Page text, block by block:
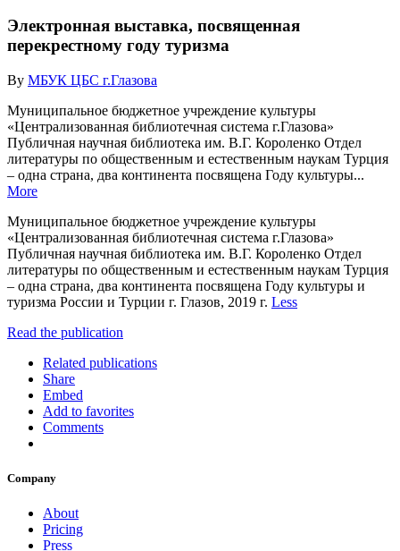
Электронная выставка, посвященная
перекрестному году туризма
By МБУК ЦБС г.Глазова
Муниципальное бюджетное учреждение культуры
«Централизованная библиотечная система г.Глазова»
Публичная научная библиотека им. В.Г. Короленко Отдел
литературы по общественным и естественным наукам Турция
– одна страна, два континента посвящена Году культуры...
More
Муниципальное бюджетное учреждение культуры
«Централизованная библиотечная система г.Глазова»
Публичная научная библиотека им. В.Г. Короленко Отдел
литературы по общественным и естественным наукам Турция
– одна страна, два континента посвящена Году культуры и
туризма России и Турции г. Глазов, 2019 г. Less
Read the publication
Related publications
Share
Embed
Add to favorites
Comments
Company
About
Pricing
Press